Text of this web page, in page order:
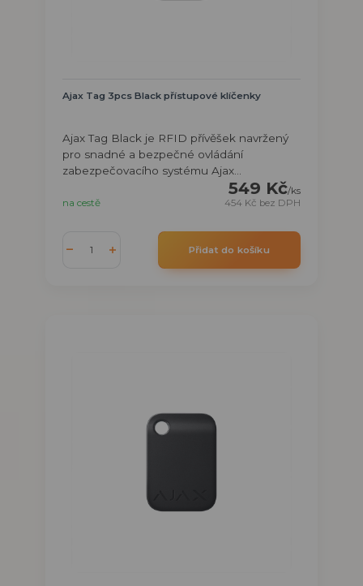
Ajax Tag 3pcs Black přístupové klíčenky
Ajax Tag Black je RFID přívěšek navržený
pro snadné a bezpečné ovládání
zabezpečovacího systému Ajax...
549 Kč/ks
454 Kč bez DPH
na cestě
Přidat do košíku